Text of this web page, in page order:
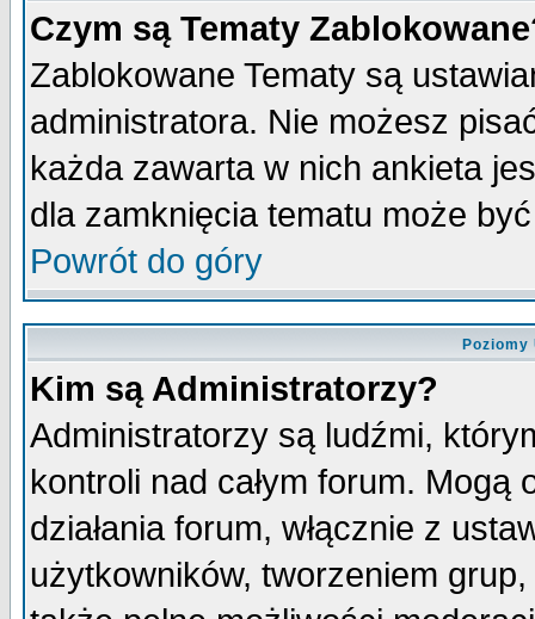
Czym są Tematy
Zablokowane Tematy są
administratora. Nie możesz
każda zawarta w nich ankieta
dla zamknięcia tematu może
Powrót do góry
Kim są Administratorzy?
Administratorzy są ludźmi,
kontroli nad całym forum.
działania forum, włącznie z
użytkowników, tworzeniem